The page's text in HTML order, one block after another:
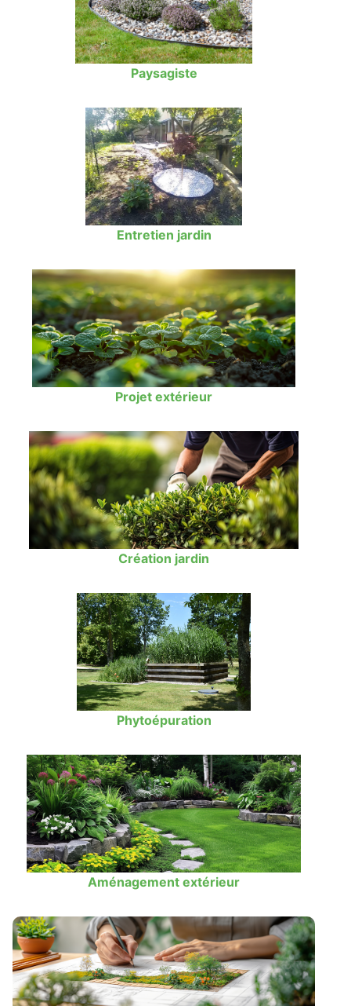
Paysagiste
Entretien jardin
Projet extérieur
Création jardin
Phytoépuration
Aménagement extérieur